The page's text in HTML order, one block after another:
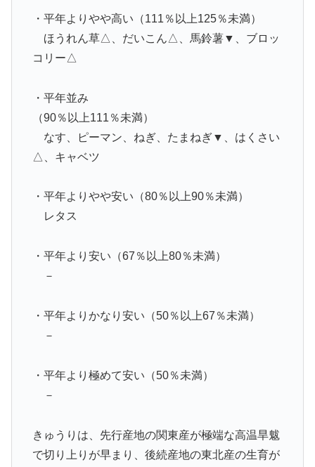
・平年よりやや高い（111％以上125％未満）
ほうれん草△、だいこん△、馬鈴薯▼、ブロッ
コリー△
・平年並み
（90％以上111％未満）
なす、ピーマン、ねぎ、たまねぎ▼、はくさい
△、キャベツ
・平年よりやや安い（80％以上90％未満）
レタス
・平年より安い（67％以上80％未満）
－
・平年よりかなり安い（50％以上67％未満）
－
・平年より極めて安い（50％未満）
－
きゅうりは、先行産地の関東産が極端な高温旱魃
で切り上りが早まり、後続産地の東北産の生育が